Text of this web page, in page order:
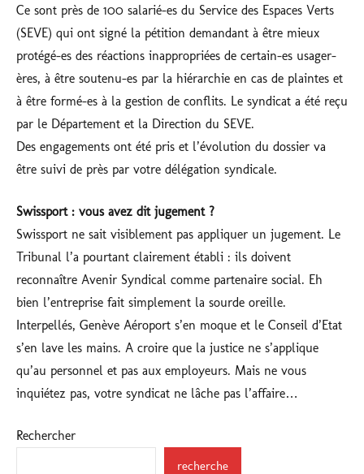
Ce sont près de 100 salarié-es du Service des Espaces Verts
(SEVE) qui ont signé la pétition demandant à être mieux
protégé-es des réactions inappropriées de certain-es usager-
ères, à être soutenu-es par la hiérarchie en cas de plaintes et
à être formé-es à la gestion de conflits. Le syndicat a été reçu
par le Département et la Direction du SEVE.
Des engagements ont été pris et l’évolution du dossier va
être suivi de près par votre délégation syndicale.
Swissport : vous avez dit jugement ?
Swissport ne sait visiblement pas appliquer un jugement. Le
Tribunal l’a pourtant clairement établi : ils doivent
reconnaître Avenir Syndical comme partenaire social. Eh
bien l’entreprise fait simplement la sourde oreille.
Interpellés, Genève Aéroport s’en moque et le Conseil d’Etat
s’en lave les mains. A croire que la justice ne s’applique
qu’au personnel et pas aux employeurs. Mais ne vous
inquiétez pas, votre syndicat ne lâche pas l’affaire…
Rechercher
recherche